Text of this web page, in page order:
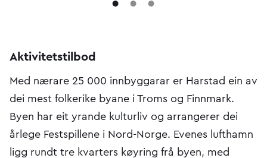
Aktivitetstilbod
Med nærare 25 000 innbyggarar er Harstad ein av
dei mest folkerike byane i Troms og Finnmark.
Byen har eit yrande kulturliv og arrangerer dei
årlege Festspillene i Nord-Norge. Evenes lufthamn
ligg rundt tre kvarters køyring frå byen, med